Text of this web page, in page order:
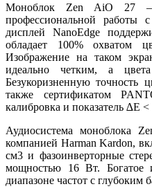
Моноблок Zen AiO 27 –
профессиональной
дисплей NanoEdge
обладает 100% охватом
Изображение на таком
идеально четким, а
Безукоризненную точность
также сертификатом
калибровка и показатель ∆E <
Аудиосистема моноблока
компанией Harman Kardon,
см3 и фазоинверторные
мощностью 16 Вт. Богатое
диапазоне частот с глубоким